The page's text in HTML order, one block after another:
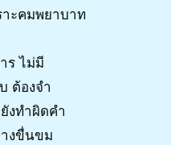
าะคมพยาบาท
ร ไม่มี
ต้องจำ
งทำผิดคำ
งขื่นขม